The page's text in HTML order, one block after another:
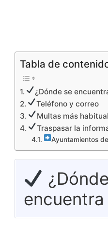
Tabla de
¿Dónde se
Teléfono y correo
Multas más
Traspasar la
Ayuntamientos